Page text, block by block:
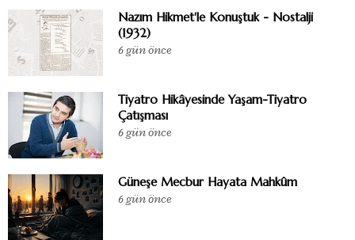
Nazım Hikmet'le Konuştuk - Nostalji
(1932)
6 gün önce
Tiyatro Hikâyesinde Yaşam-Tiyatro
Çatışması
6 gün önce
Güneşe Mecbur Hayata Mahkûm
6 gün önce